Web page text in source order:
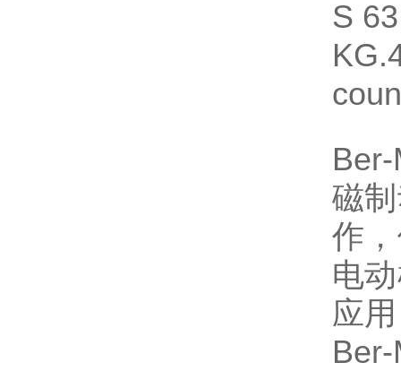
S
磁
作
电
应